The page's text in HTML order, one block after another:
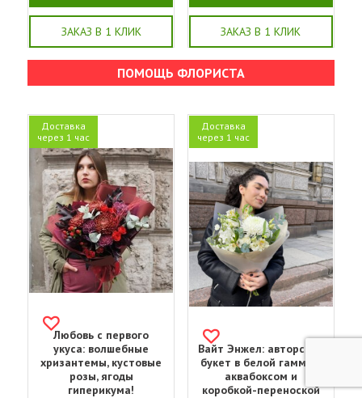
ЗАКАЗ В 1 КЛИК ЗАКАЗ В 1 КЛИК
ПОМОЩЬ ФЛОРИСТА
Доставка
через 1 час
Любовь с первого
укуса: волшебные
хризантемы, кустовые
розы, ягоды
гиперикума!
Доставка
через 1 час
Вайт Энжел: авторский
букет в белой гамме с
аквабоксом и
коробкой-переноской